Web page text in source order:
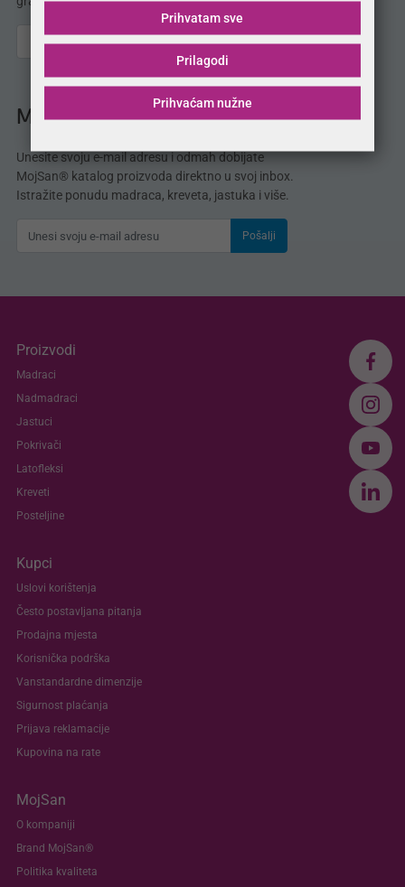
MojSan® katalog
Unesite svoju e-mail adresu i odmah dobijate
MojSan® katalog proizvoda direktno u svoj inbox.
Istražite ponudu madraca, kreveta, jastuka i više.
Pošalji
Proizvodi
Madraci
Nadmadraci
Jastuci
Pokrivači
Latofleksi
Kreveti
Posteljine
Kupci
Uslovi korištenja
Često postavljana pitanja
Prodajna mjesta
Korisnička podrška
Vanstandardne dimenzije
Sigurnost plaćanja
Prijava reklamacije
Kupovina na rate
MojSan
O kompaniji
Brand MojSan®
Politika kvaliteta
Prihvaćam nužne
Prilagodi
Prihvatam sve